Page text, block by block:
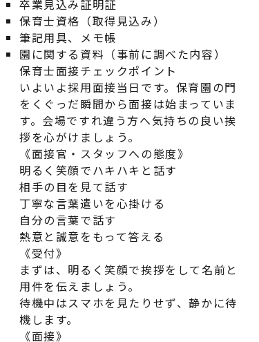
保育士の一日
動画一覧
先輩保育士の声
コラム
求人一覧
よくある質問
園のご案内
卒業見込み証明証
保育士資格（取得見込み）
筆記用具、メモ帳
園に関する資料（事前に調べた内容）
保育士面接チェックポイント
いよいよ採用面接当日です。保育園の門
をくぐっだ瞬間から面接は始まっていま
す。会場ですれ違う方へ気持ちの良い挨
拶を心がけましょう。
《面接官・スタッフへの態度》
明るく笑顔でハキハキと話す
相手の目を見て話す
丁寧な言葉遣いを心掛ける
自分の言葉で話す
熱意と誠意をもって答える
《受付》
まずは、明るく笑顔で挨拶をして名前と
用件を伝えましょう。
待機中はスマホを見たりせず、静かに待
機します。
《面接》